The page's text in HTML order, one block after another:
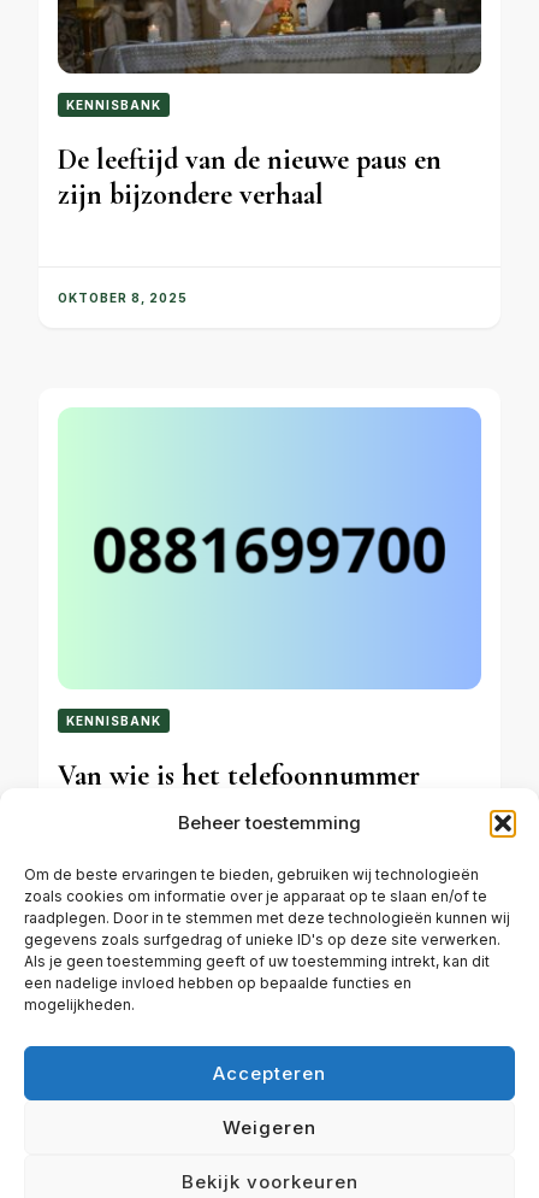
Beheer toestemming
Om de beste ervaringen te bieden, gebruiken wij technologieën
zoals cookies om informatie over je apparaat op te slaan en/of te
raadplegen. Door in te stemmen met deze technologieën kunnen wij
gegevens zoals surfgedrag of unieke ID's op deze site verwerken.
Als je geen toestemming geeft of uw toestemming intrekt, kan dit
een nadelige invloed hebben op bepaalde functies en
mogelijkheden.
Accepteren
Weigeren
Bekijk voorkeuren
KENNISBANK
De leeftijd van de nieuwe paus en
zijn bijzondere verhaal
OKTOBER 8, 2025
KENNISBANK
Van wie is het telefoonnummer
0881699700?
OKTOBER 1, 2024
. Alle rechten voorbehouden.Travel Diary |
ALGEMENE VOORWAARDEN